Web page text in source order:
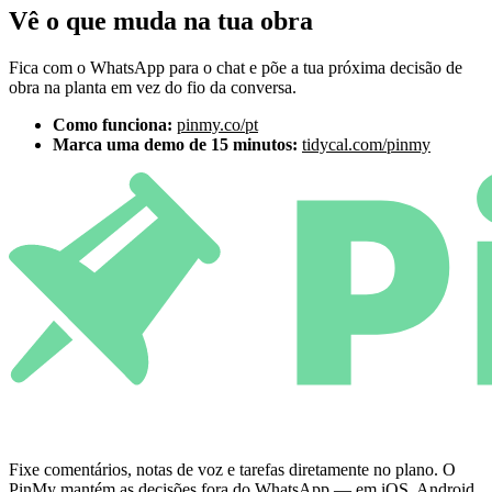
Vê o que muda na tua obra
Fica com o WhatsApp para o chat e põe a tua próxima decisão de
obra na planta em vez do fio da conversa.
Como funciona: pinmy.co/pt
Marca uma demo de 15 minutos: tidycal.com/pinmy
Fixe comentários, notas de voz e tarefas diretamente no plano. O